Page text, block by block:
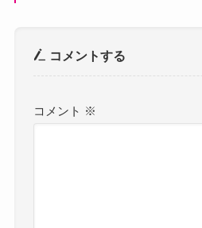
コメントする
コメント ※